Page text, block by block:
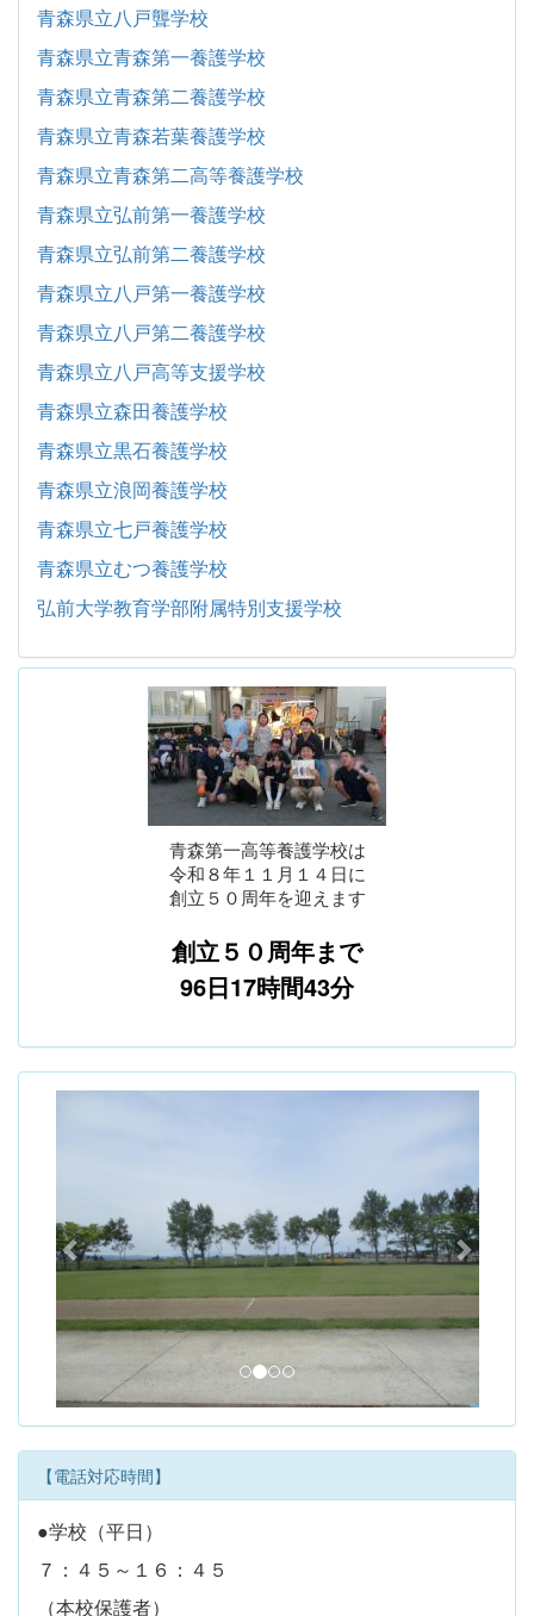
青森県立八戸聾学校
青森県立青森第一養護学校
青森県立青森第二養護学校
青森県立青森若葉養護学校
青森県立青森第二高等養護学校
青森県立弘前第一養護学校
青森県立弘前第二養護学校
青森県立八戸第一養護学校
青森県立八戸第二養護学校
青森県立八戸高等支援学校
青森県立森田養護学校
青森県立黒石養護学校
青森県立浪岡養護学校
青森県立七戸養護学校
青森県立むつ養護学校
弘前大学教育学部附属特別支援学校
青森第一高等養護学校は
令和８年１１月１４日に
創立５０周年を迎えます
創立５０周年まで
96日17時間43分
i
o
u
s
t
【電話対応時間】
●学校（平日）
７：４５～１６：４５
（本校保護者）